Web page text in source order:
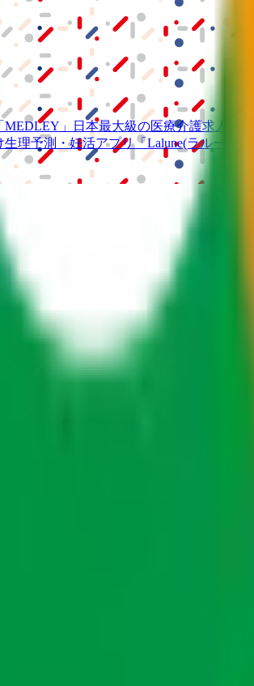
MEDLEY」 日本最大級の医療介護求人サイ
生理予測・妊活アプリ「Lalune(ラルーン)」